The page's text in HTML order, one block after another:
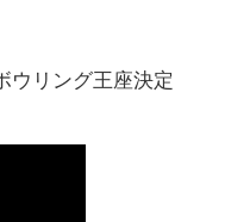
ウリング王座決定